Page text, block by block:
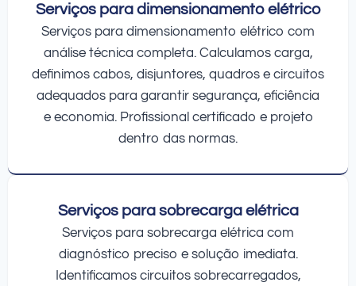
Serviços para dimensionamento elétrico
Serviços para dimensionamento elétrico com
análise técnica completa. Calculamos carga,
definimos cabos, disjuntores, quadros e circuitos
adequados para garantir segurança, eficiência
e economia. Profissional certificado e projeto
dentro das normas.
Serviços para sobrecarga elétrica
Serviços para sobrecarga elétrica com
diagnóstico preciso e solução imediata.
Identificamos circuitos sobrecarregados,